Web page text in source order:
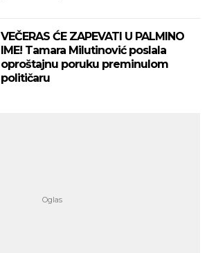
VEČERAS ĆE ZAPEVATI U PALMINO
IME! Tamara Milutinović poslala
oproštajnu poruku preminulom
političaru